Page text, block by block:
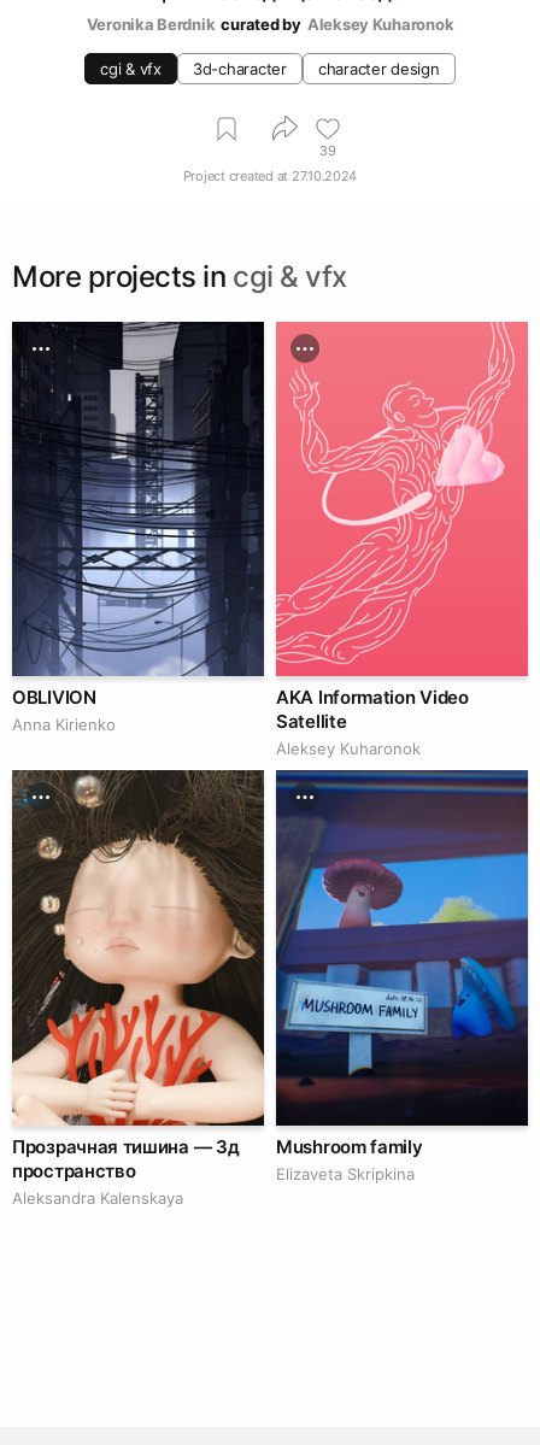
Veronika Berdnik curated by Aleksey Kuharonok
cgi & vfx 3d-character character design
39
Project created at 27.10.2024
More projects in cgi & vfx
OBLIVION
Anna Kirienko
AKA Information Video
Satellite
Aleksey Kuharonok
Прозрачная тишина — 3д
пространство
Aleksandra Kalenskaya
Mushroom family
Elizaveta Skripkina